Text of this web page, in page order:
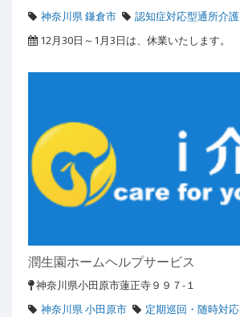
神奈川県 鎌倉市
認知症対応型通所介護
12月30日～1月3日は、休業いたします。
潤生園ホームヘルプサービス
神奈川県小田原市蓮正寺９９７-１
神奈川県 小田原市
定期巡回・随時対応